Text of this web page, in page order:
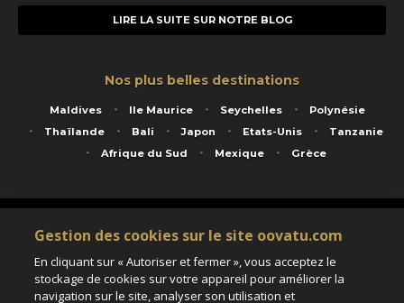
LIRE LA SUITE SUR NOTRE BLOG
Nos plus belles destinations
Maldives Ile Maurice Seychelles
Polynésie
Thaïlande
Bali Japon Etats-Unis
Tanzanie
Afrique du Sud
Mexique Grèce
Service animé par Nautil Voyages - 22 rue Georges Picquart 75017 Paris - S.A.S
au capital de 155 696 euros - RCS Paris B 423 671 973 - Code APE 7911Z
Matricule Atout France IM075100020 - Garantie financière Groupama - Agrément IATA
Assurance responsabilité civile et professionnelle HISCOX RCP0081066
Gestion des cookies sur le site oovatu.com
En cliquant sur « Autoriser et fermer », vous acceptez le
stockage de cookies sur votre appareil pour améliorer la
navigation sur le site, analyser son utilisation et